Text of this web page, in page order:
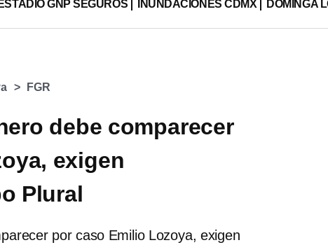
GNP SEGUROS INUNDACIONES CDMX DOMINGA
FGR
debe comparecer
exigen
Plural
por caso Emilio Lozoya, exigen